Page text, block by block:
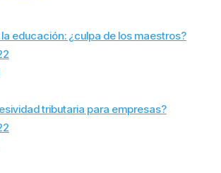
educación: ¿culpa de los maestros?
tributaria para empresas?